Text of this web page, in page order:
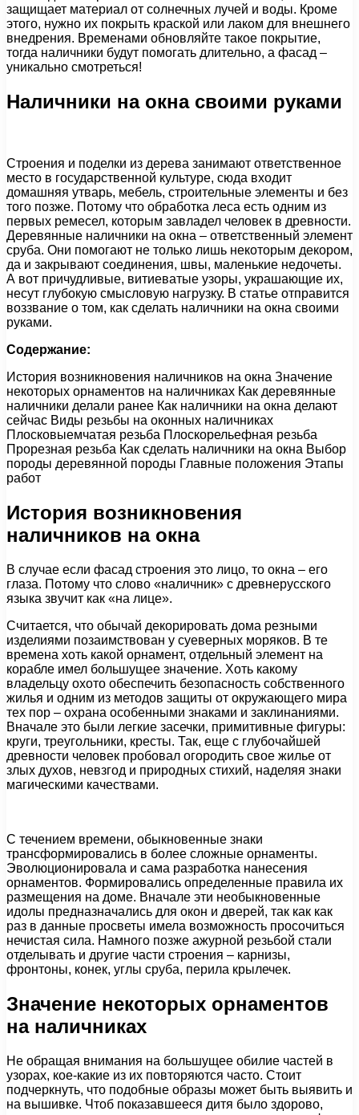
защищает материал от солнечных лучей и воды. Кроме
этого, нужно их покрыть краской или лаком для внешнего
внедрения. Временами обновляйте такое покрытие,
тогда наличники будут помогать длительно, а фасад –
уникально смотреться!
Наличники на окна своими руками
Строения и поделки из дерева занимают ответственное
место в государственной культуре, сюда входит
домашняя утварь, мебель, строительные элементы и без
того позже. Потому что обработка леса есть одним из
первых ремесел, которым завладел человек в древности.
Деревянные наличники на окна – ответственный элемент
сруба. Они помогают не только лишь некоторым декором,
да и закрывают соединения, швы, маленькие недочеты.
А вот причудливые, витиеватые узоры, украшающие их,
несут глубокую смысловую нагрузку. В статье отправится
воззвание о том, как сделать наличники на окна своими
руками.
Содержание:
История возникновения наличников на окна Значение
некоторых орнаментов на наличниках Как деревянные
наличники делали ранее Как наличники на окна делают
сейчас Виды резьбы на оконных наличниках
Плосковыемчатая резьба Плоскорельефная резьба
Прорезная резьба Как сделать наличники на окна Выбор
породы деревянной породы Главные положения Этапы
работ
История возникновения
наличников на окна
В случае если фасад строения это лицо, то окна – его
глаза. Потому что слово «наличник» с древнерусского
языка звучит как «на лице».
Считается, что обычай декорировать дома резными
изделиями позаимствован у суеверных моряков. В те
времена хоть какой орнамент, отдельный элемент на
корабле имел большущее значение. Хоть какому
владельцу охото обеспечить безопасность собственного
жилья и одним из методов защиты от окружающего мира
тех пор – охрана особенными знаками и заклинаниями.
Вначале это были легкие засечки, примитивные фигуры:
круги, треугольники, кресты. Так, еще с глубочайшей
древности человек пробовал огородить свое жилье от
злых духов, невзгод и природных стихий, наделяя знаки
магическими качествами.
С течением времени, обыкновенные знаки
трансформировались в более сложные орнаменты.
Эволюционировала и сама разработка нанесения
орнаментов. Формировались определенные правила их
размещения на доме. Вначале эти необыкновенные
идолы предназначались для окон и дверей, так как как
раз в данные просветы имела возможность просочиться
нечистая сила. Намного позже ажурной резьбой стали
отделывать и другие части строения – карнизы,
фронтоны, конек, углы сруба, перила крылечек.
Значение некоторых орнаментов
на наличниках
Не обращая внимания на большущее обилие частей в
узорах, кое-какие из их повторяются часто. Стоит
подчеркнуть, что подобные образы может быть выявить и
на вышивке. Чтоб показавшееся дитя было здорово,